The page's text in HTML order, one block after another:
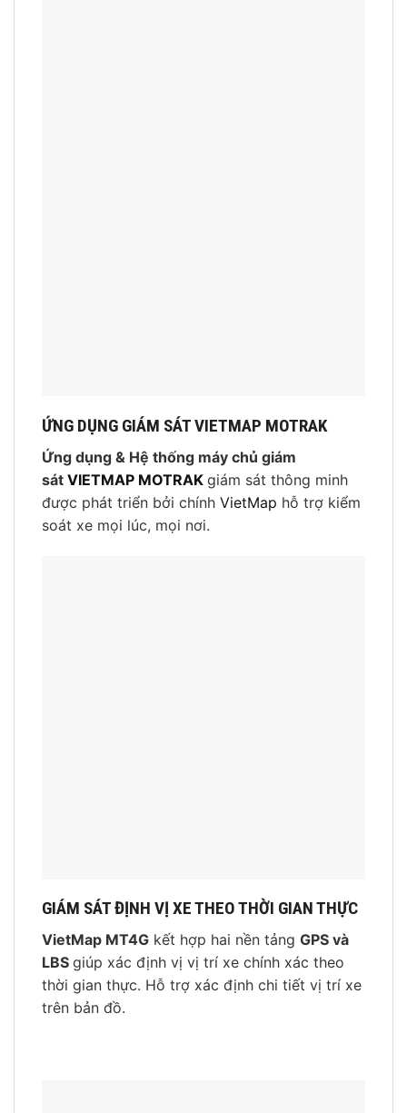
ỨNG DỤNG GIÁM SÁT VIETMAP MOTRAK
Ứng dụng & Hệ thống máy chủ giám
sát VIETMAP MOTRAK giám sát thông minh
được phát triển bởi chính VietMap hỗ trợ kiểm
soát xe mọi lúc, mọi nơi.
GIÁM SÁT ĐỊNH VỊ XE THEO THỜI GIAN THỰC
VietMap MT4G kết hợp hai nền tảng GPS và
LBS giúp xác định vị vị trí xe chính xác theo
thời gian thực. Hỗ trợ xác định chi tiết vị trí xe
trên bản đồ.